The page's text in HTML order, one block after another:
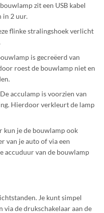
zit een USB kabel
in 2 uur.
flinke stralingshoek verlicht
is gecreëerd van
roest de bouwlamp niet en
De acculamp is voorzien van
Hierdoor verkleurt de lamp
kun je de bouwlamp ook
van je auto of via een
accuduur van de bouwlamp
Je kunt simpel
via de drukschakelaar aan de